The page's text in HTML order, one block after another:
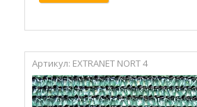
EXTRANET NORT 4